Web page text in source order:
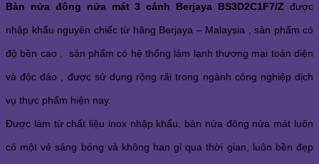
Bàn nửa đông nửa mát 3 cánh Berjaya BS3D2C1F7/Z được
nhập khẩu nguyên chiếc từ hãng Berjaya – Malaysia , sản phẩm có
độ bền cao , sản phẩm có hệ thống làm lạnh thương mại toàn diện
và độc đáo , được sử dụng rộng rãi trong ngành công nghiệp dịch
vụ thực phẩm hiện nay.
Được làm từ chất liệu inox nhập khẩu, bàn nửa đông nửa mát luôn
có một vẻ sáng bóng và không han gỉ qua thời gian, luôn bền đẹp